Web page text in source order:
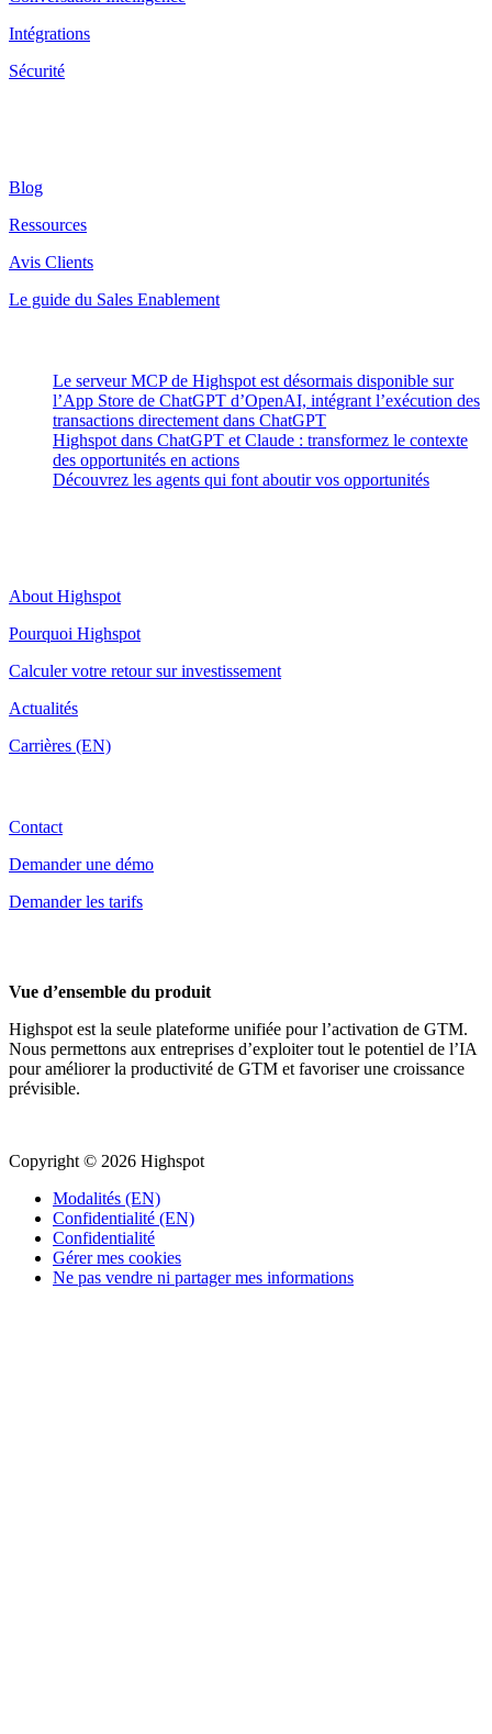
Intégrations
Sécurité
Blog
Ressources
Avis Clients
Le guide du Sales Enablement
Le serveur MCP de Highspot est désormais disponible sur
l’App Store de ChatGPT d’OpenAI, intégrant l’exécution des
transactions directement dans ChatGPT
Highspot dans ChatGPT et Claude : transformez le contexte
des opportunités en actions
Découvrez les agents qui font aboutir vos opportunités
About Highspot
Pourquoi Highspot
Calculer votre retour sur investissement
Actualités
Carrières (EN)
Contact
Demander une démo
Demander les tarifs
Vue d’ensemble du produit
Highspot est la seule plateforme unifiée pour l’activation de GTM.
Nous permettons aux entreprises d’exploiter tout le potentiel de l’IA
pour améliorer la productivité de GTM et favoriser une croissance
prévisible.
Copyright © 2026 Highspot
Modalités (EN)
Confidentialité (EN)
Confidentialité
Gérer mes cookies
Ne pas vendre ni partager mes informations